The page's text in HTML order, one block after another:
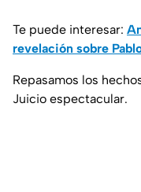
Te puede interesar:
revelación sobre
Repasamos los
Juicio espectacular.